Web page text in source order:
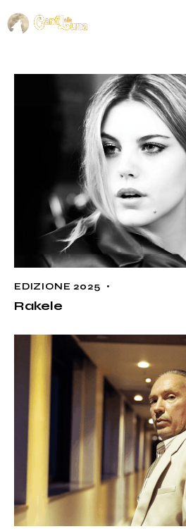
EDIZIONE 2025
Rakele